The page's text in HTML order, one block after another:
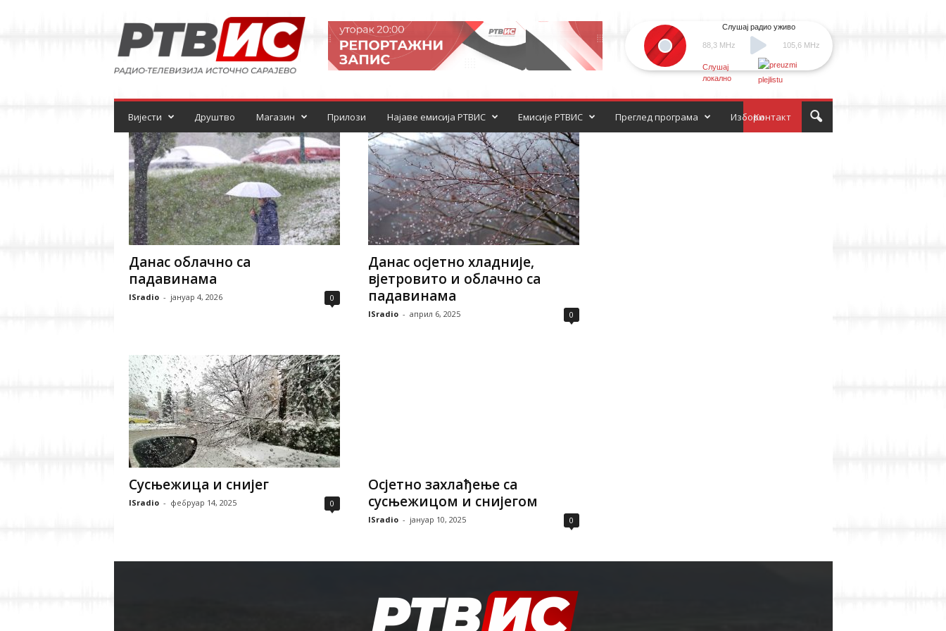
и
о
т
л
88,3 MHz
Слушај радио уживо
105,6 MHz
Слушај
локално
Вијести Друштво Магазин Прилози Најаве емисија РТВИС Емисије РТВИС Контакт
Преглед програма Избори
Данас облачно са
падавинама
ISradio - јануар 4, 2026 0
Данас осјетно хладније,
вјетровито и облачно са
падавинама
ISradio - април 6, 2025 0
Сусњежица и снијег
ISradio - фебруар 14, 2025 0
Осјетно захлађење са
сусњежицом и снијегом
ISradio - јануар 10, 2025 0